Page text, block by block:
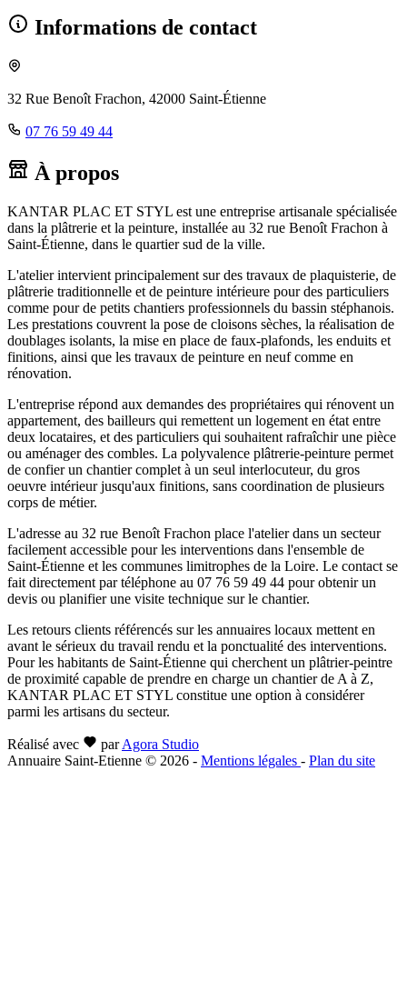
Informations de contact
32 Rue Benoît Frachon, 42000 Saint-Étienne
07 76 59 49 44
À propos
KANTAR PLAC ET STYL est une entreprise artisanale spécialisée
dans la plâtrerie et la peinture, installée au 32 rue Benoît Frachon à
Saint-Étienne, dans le quartier sud de la ville.
L'atelier intervient principalement sur des travaux de plaquisterie, de
plâtrerie traditionnelle et de peinture intérieure pour des particuliers
comme pour de petits chantiers professionnels du bassin stéphanois.
Les prestations couvrent la pose de cloisons sèches, la réalisation de
doublages isolants, la mise en place de faux-plafonds, les enduits et
finitions, ainsi que les travaux de peinture en neuf comme en
rénovation.
L'entreprise répond aux demandes des propriétaires qui rénovent un
appartement, des bailleurs qui remettent un logement en état entre
deux locataires, et des particuliers qui souhaitent rafraîchir une pièce
ou aménager des combles. La polyvalence plâtrerie-peinture permet
de confier un chantier complet à un seul interlocuteur, du gros
oeuvre intérieur jusqu'aux finitions, sans coordination de plusieurs
corps de métier.
L'adresse au 32 rue Benoît Frachon place l'atelier dans un secteur
facilement accessible pour les interventions dans l'ensemble de
Saint-Étienne et les communes limitrophes de la Loire. Le contact se
fait directement par téléphone au 07 76 59 49 44 pour obtenir un
devis ou planifier une visite technique sur le chantier.
Les retours clients référencés sur les annuaires locaux mettent en
avant le sérieux du travail rendu et la ponctualité des interventions.
Pour les habitants de Saint-Étienne qui cherchent un plâtrier-peintre
de proximité capable de prendre en charge un chantier de A à Z,
KANTAR PLAC ET STYL constitue une option à considérer
parmi les artisans du secteur.
Réalisé avec par Agora Studio
Annuaire Saint-Etienne © 2026 - Mentions légales - Plan du site